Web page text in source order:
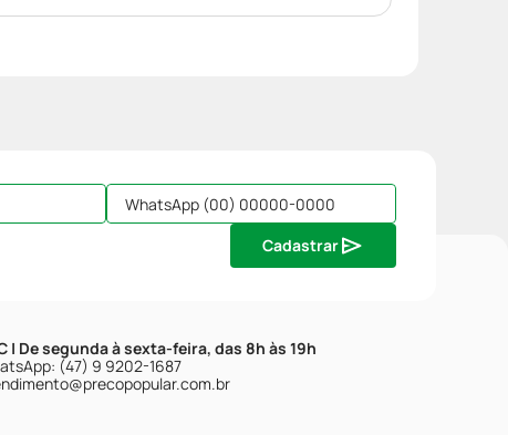
Cadastrar
| De segunda à sexta-feira, das 8h às 19h
(47) 9 9202-1687